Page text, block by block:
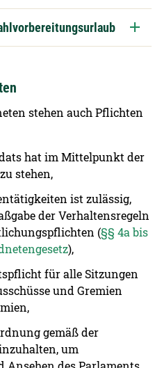
stehen auch Pflichten
hat im Mittelpunkt der
stehen,
ist zulässig,
der Verhaltensregeln
(§§ 4a bis
),
für alle Sitzungen
und Gremien
gemäß der
um